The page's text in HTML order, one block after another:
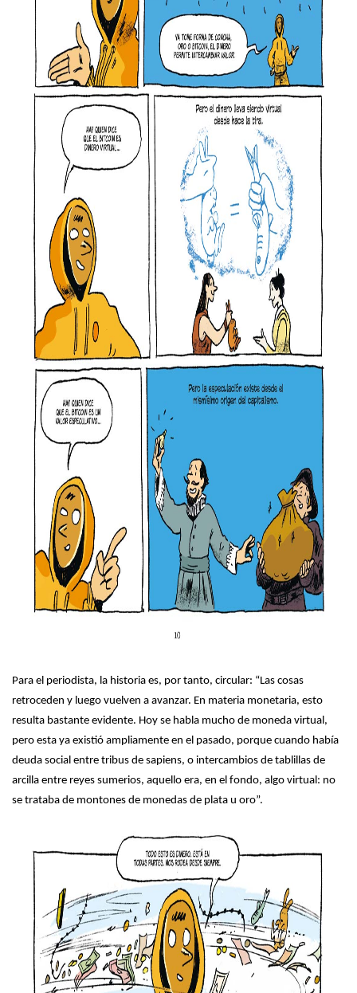
Para el periodista, la historia es, por tanto, circular: “Las cosas
retroceden y luego vuelven a avanzar. En materia monetaria, esto
resulta bastante evidente. Hoy se habla mucho de moneda virtual,
pero esta ya existió ampliamente en el pasado, porque cuando había
deuda social entre tribus de sapiens, o intercambios de tablillas de
arcilla entre reyes sumerios, aquello era, en el fondo, algo virtual: no
se trataba de montones de monedas de plata u oro”.